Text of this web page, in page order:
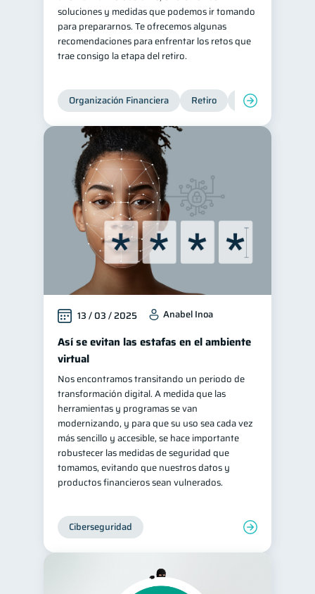
soluciones y medidas que podemos ir tomando
para prepararnos. Te ofrecemos algunas
recomendaciones para enfrentar los retos que
trae consigo la etapa del retiro.
Organización Financiera Retiro Cuenta
13 / 03 / 2025 Anabel Inoa
Así se evitan las estafas en el ambiente
virtual
Nos encontramos transitando un periodo de
transformación digital. A medida que las
herramientas y programas se van
modernizando, y para que su uso sea cada vez
más sencillo y accesible, se hace importante
robustecer las medidas de seguridad que
tomamos, evitando que nuestros datos y
productos financieros sean vulnerados.
Ciberseguridad